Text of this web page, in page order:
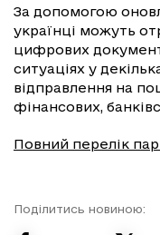
За допомогою
українці можуть
цифрових
ситуаціях у
відправлення на
фінансових,
Повний перелік
Поділитись новиною: